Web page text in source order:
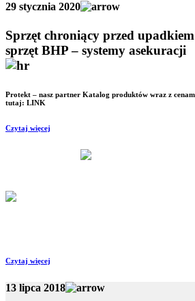
29 stycznia 2020
Sprzęt chroniący przed
sprzęt BHP – systemy asekuracji
Protekt – nasz partner Katalog produktów wraz z
tutaj: LINK
Czytaj więcej
Czytaj więcej
13 lipca 2018